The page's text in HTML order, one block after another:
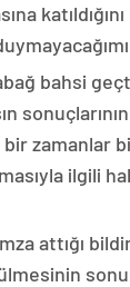
bahsi
bir zamanlar
ilgili
attığı